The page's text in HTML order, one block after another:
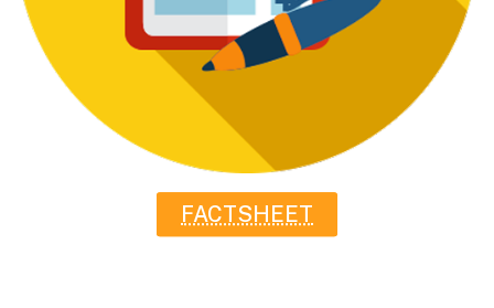
FACTSHEET